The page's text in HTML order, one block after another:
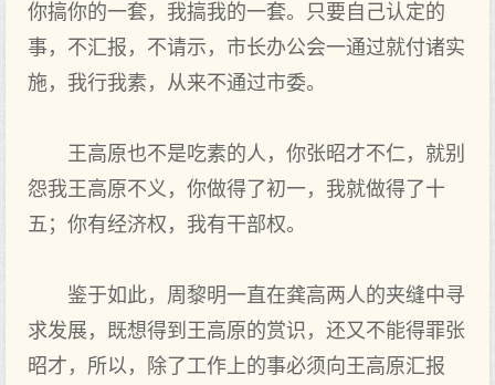
你搞你的一套，我搞我的一套。只要自己认定的
事，不汇报，不请示，市长办公会一通过就付诸实
施，我行我素，从来不通过市委。
王高原也不是吃素的人，你张昭才不仁，就别
怨我王高原不义，你做得了初一，我就做得了十
五；你有经济权，我有干部权。
鉴于如此，周黎明一直在龚高两人的夹缝中寻
求发展，既想得到王高原的赏识，还又不能得罪张
昭才，所以，除了工作上的事必须向王高原汇报